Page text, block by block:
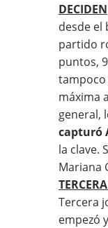
DECIDEN
desde el
partido
puntos,
tampoco
máxima
general,
capturó
la clave.
Mariana
Tercera
empezó